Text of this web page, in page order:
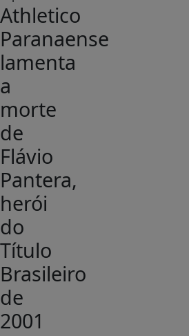
Athletico
Paranaense
lamenta
a
morte
de
Flávio
Pantera,
herói
do
Título
Brasileiro
de
2001